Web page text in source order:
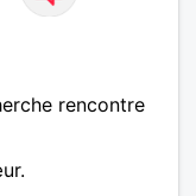
rencontre